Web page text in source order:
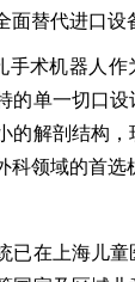
面替代进口设
手术机器人作
的单一切口设
的解剖结构
科领域的首选
已在上海儿